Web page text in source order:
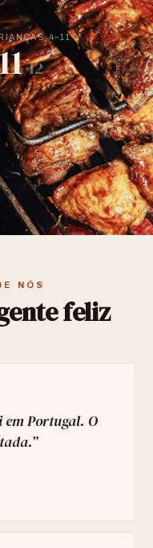
4–11
11/12
NÓS
feliz
em Portugal. O
”